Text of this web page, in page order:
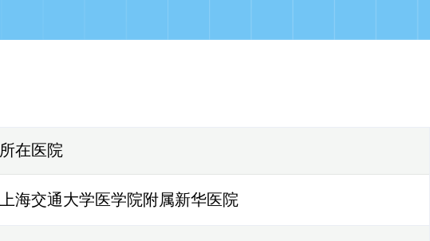
所在医院
上海交通大学医学院附属新华医院